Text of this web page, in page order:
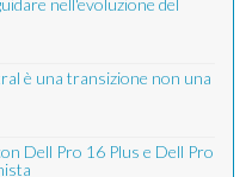
nell'evoluzione del
è una transizione non una
Dell Pro 16 Plus e Dell Pro